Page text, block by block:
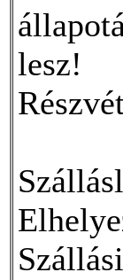
lesz!